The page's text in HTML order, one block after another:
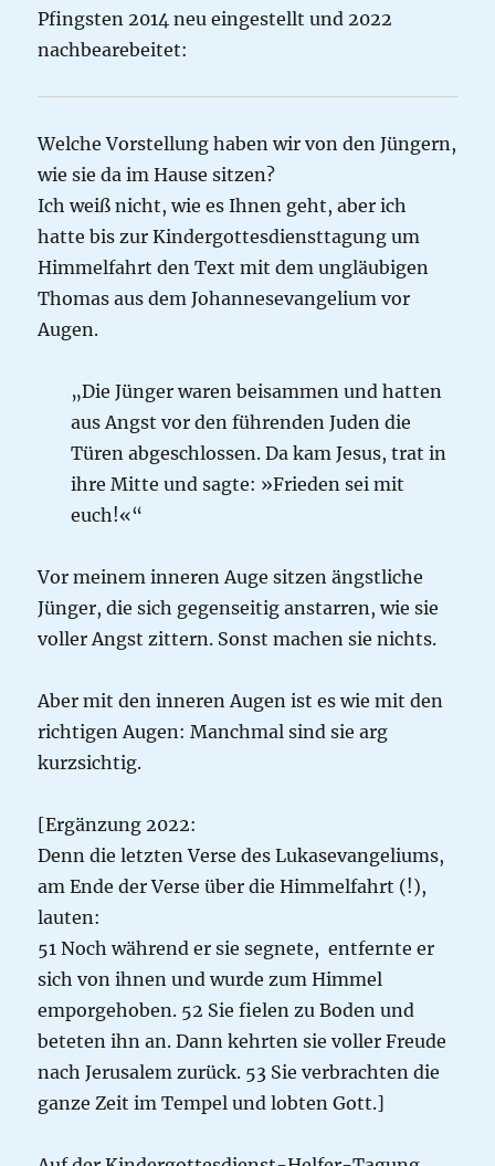
Pfingsten 2014 neu eingestellt und 2022
nachbearebeitet:
Welche Vorstellung haben wir von den Jüngern,
wie sie da im Hause sitzen?
Ich weiß nicht, wie es Ihnen geht, aber ich
hatte bis zur Kindergottesdiensttagung um
Himmelfahrt den Text mit dem ungläubigen
Thomas aus dem Johannesevangelium vor
Augen.
„Die Jünger waren beisammen und hatten
aus Angst vor den führenden Juden die
Türen abgeschlossen. Da kam Jesus, trat in
ihre Mitte und sagte: »Frieden sei mit
euch!«“
Vor meinem inneren Auge sitzen ängstliche
Jünger, die sich gegenseitig anstarren, wie sie
voller Angst zittern. Sonst machen sie nichts.
Aber mit den inneren Augen ist es wie mit den
richtigen Augen: Manchmal sind sie arg
kurzsichtig.
[Ergänzung 2022:
Denn die letzten Verse des Lukasevangeliums,
am Ende der Verse über die Himmelfahrt (!),
lauten:
51 Noch während er sie segnete, entfernte er
sich von ihnen und wurde zum Himmel
emporgehoben. 52 Sie fielen zu Boden und
beteten ihn an. Dann kehrten sie voller Freude
nach Jerusalem zurück. 53 Sie verbrachten die
ganze Zeit im Tempel und lobten Gott.]